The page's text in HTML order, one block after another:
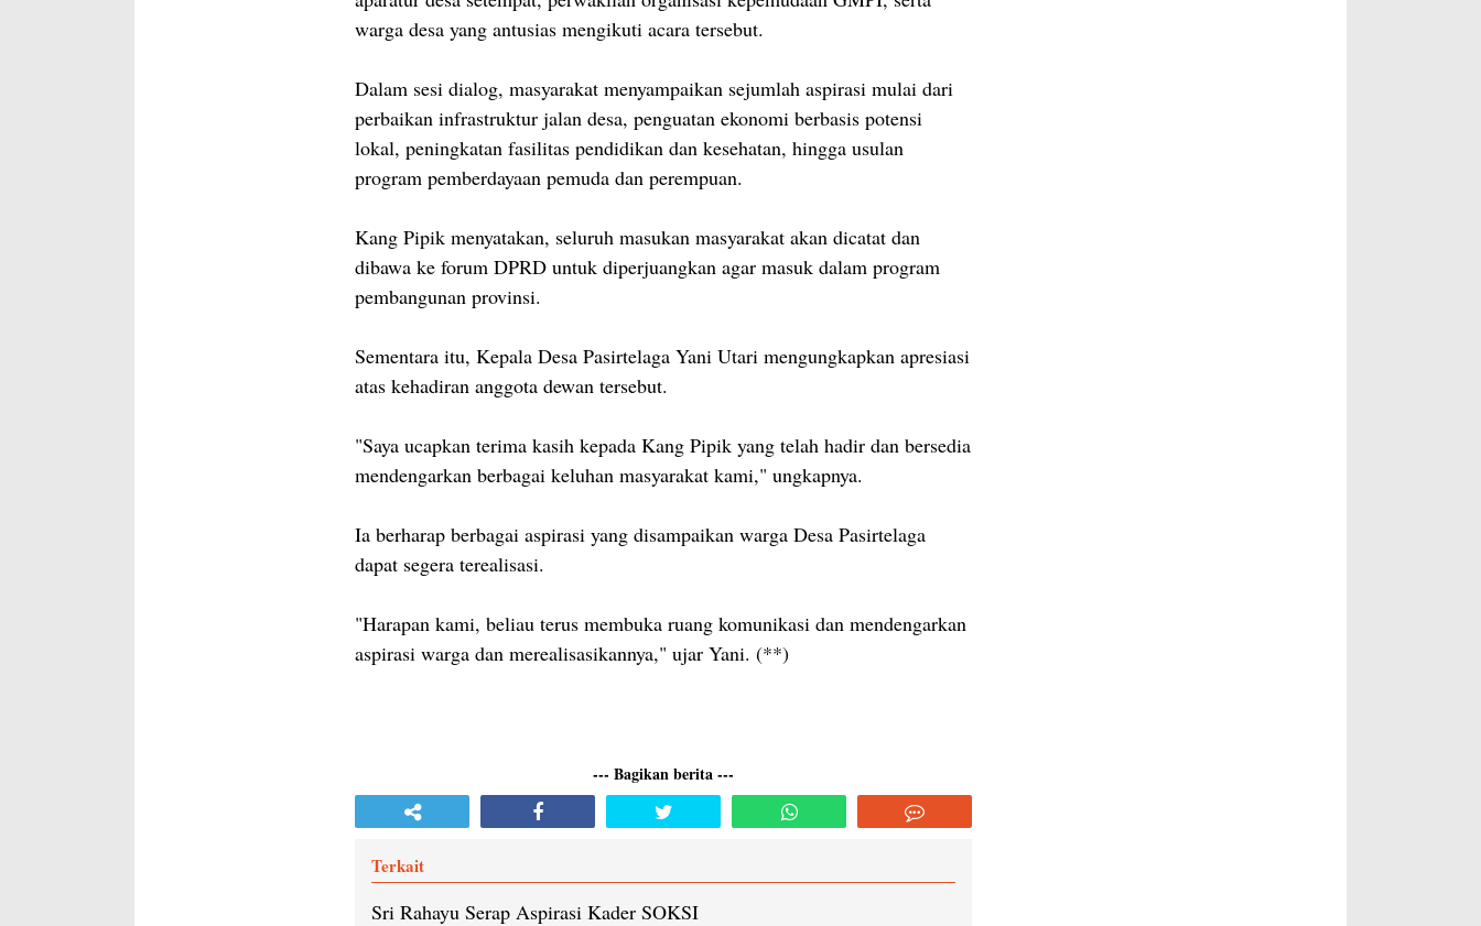
warga desa yang antusias mengikuti acara tersebut.
Dalam sesi dialog, masyarakat menyampaikan sejumlah aspirasi mulai dari
perbaikan infrastruktur jalan desa, penguatan ekonomi berbasis potensi
lokal, peningkatan fasilitas pendidikan dan kesehatan, hingga usulan
program pemberdayaan pemuda dan perempuan.
Kang Pipik menyatakan, seluruh masukan masyarakat akan dicatat dan
dibawa ke forum DPRD untuk diperjuangkan agar masuk dalam program
pembangunan provinsi.
Sementara itu, Kepala Desa Pasirtelaga Yani Utari mengungkapkan apresiasi
atas kehadiran anggota dewan tersebut.
"Saya ucapkan terima kasih kepada Kang Pipik yang telah hadir dan bersedia
mendengarkan berbagai keluhan masyarakat kami," ungkapnya.
Ia berharap berbagai aspirasi yang disampaikan warga Desa Pasirtelaga
dapat segera terealisasi.
"Harapan kami, beliau terus membuka ruang komunikasi dan mendengarkan
aspirasi warga dan merealisasikannya," ujar Yani. (**)
--- Bagikan berita ---
Terkait
Sri Rahayu Serap Aspirasi Kader SOKSI